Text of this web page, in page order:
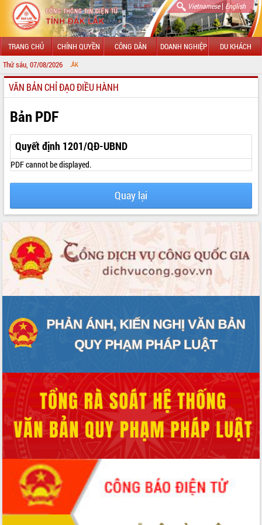
Vietnamese| English
TRANG CHỦ CHÍNH QUYỀN CÔNG DÂN DOANH NGHIỆP DU KHÁCH
Thứ sáu, 07/08/2026
GIỚI THIỆU
LÃNH ĐẠO UBND TỈNH
TIN TỨC SỰ KIỆN
SỞ, BAN, NGÀNH
UBND CÁC XÃ, PHƯỜNG
THÔNG TIN CHỈ ĐẠO ĐIỀU HÀNH
VĂN BẢN HĐND TỈNH
ĐIỂM TIN VĂN BẢN
VĂN BẢN CHỈ ĐẠO ĐIỀU HÀNH
Bản PDF
Quyết định 1201/QĐ-UBND
PDF cannot be displayed.
Quay lại